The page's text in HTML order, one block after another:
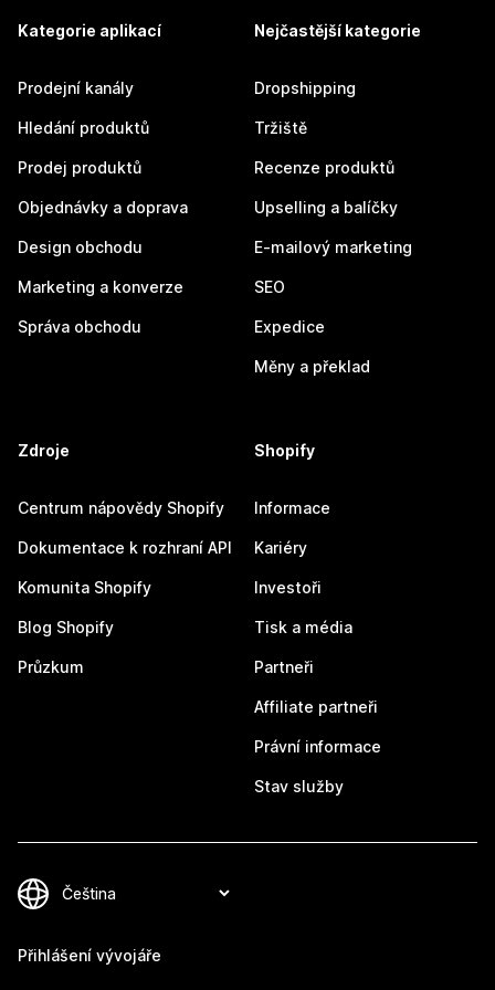
Kategorie aplikací
Prodejní kanály
Hledání produktů
Prodej produktů
Objednávky a doprava
Design obchodu
Marketing a konverze
Správa obchodu
Nejčastější kategorie
Dropshipping
Tržiště
Recenze produktů
Upselling a balíčky
E-mailový marketing
SEO
Expedice
Měny a překlad
Zdroje
Centrum nápovědy Shopify
Dokumentace k rozhraní API
Komunita Shopify
Blog Shopify
Průzkum
Shopify
Informace
Kariéry
Investoři
Tisk a média
Partneři
Affiliate partneři
Právní informace
Stav služby
Přihlášení vývojáře